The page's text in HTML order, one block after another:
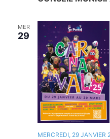
MER
29
MERCREDI, 29 JANVIER